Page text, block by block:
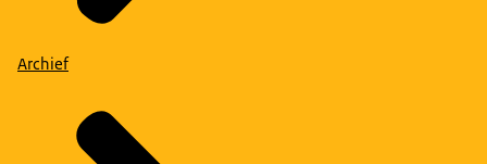
Archief